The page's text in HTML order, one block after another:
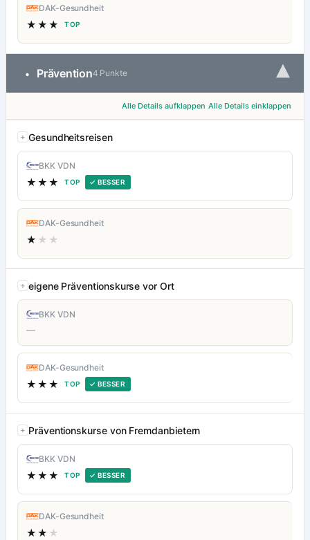
DAK-Gesundheit
★★★ TOP
• Prävention4 Punkte ▾
Alle Details aufklappen Alle Details einklappen
Gesundheitsreisen
BKK VDN
★★★ TOP ✓ BESSER
DAK-Gesundheit
★ ★★
eigene Präventionskurse vor Ort
BKK VDN
—
DAK-Gesundheit
★★★ TOP ✓ BESSER
Präventionskurse von Fremdanbietern
BKK VDN
★★★ TOP ✓ BESSER
DAK-Gesundheit
★★ ★